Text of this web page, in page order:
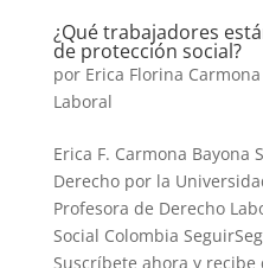
¿Qué trabajadores
de protección social?
por Erica Florina
Laboral
Erica F. Carmona
Derecho por la
Profesora de Derecho
Social Colombia
Suscríbete ahora y